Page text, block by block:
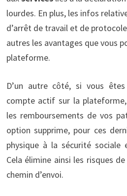
lourdes. En plus, les infos
d’arrêt de travail et de
autres les avantages que vous
plateforme.
D’un autre côté, si vous
compte actif sur la
les remboursements de vos
option supprime, pour ces
physique à la sécurité sociale
Cela élimine ainsi les risques
chemin d’envoi.